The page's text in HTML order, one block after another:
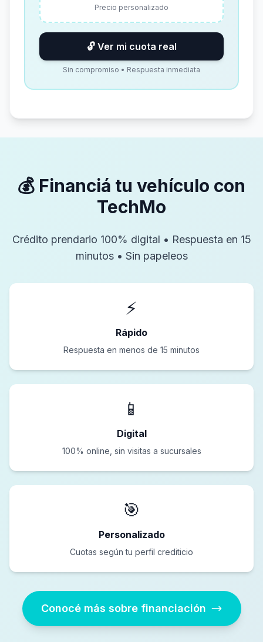
Precio personalizado
🔓 Ver mi cuota real
Sin compromiso • Respuesta inmediata
💰 Financiá tu vehículo con
TechMo
Crédito prendario 100% digital • Respuesta en 15
minutos • Sin papeleos
⚡
Rápido
Respuesta en menos de 15 minutos
📱
Digital
100% online, sin visitas a sucursales
🎯
Personalizado
Cuotas según tu perfil crediticio
Conocé más sobre financiación